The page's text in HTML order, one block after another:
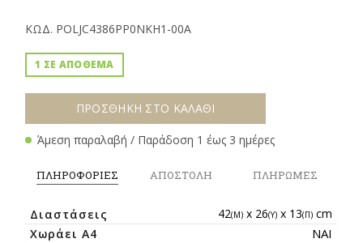
ΚΩΔ. POLJC4386PP0NKH1-00A
1 ΣΕ ΑΠΟΘΕΜΑ
ΠΡΟΣΘΗΚΗ ΣΤΟ ΚΑΛΑΘΙ
Άμεση παραλαβή / Παράδοση 1 έως 3 ημέρες
ΠΛΗΡΟΦΟΡΙΕΣ ΑΠΟΣΤΟΛΗ ΠΛΗΡΩΜΕΣ
Διαστάσεις 42(Μ) x 26(Y) x 13(Π) cm
Χωράει Α4
ΝΑΙ